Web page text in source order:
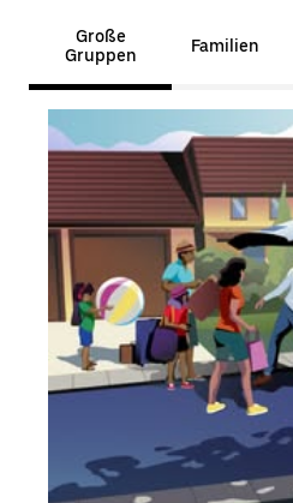
Große
Gruppen
Familien